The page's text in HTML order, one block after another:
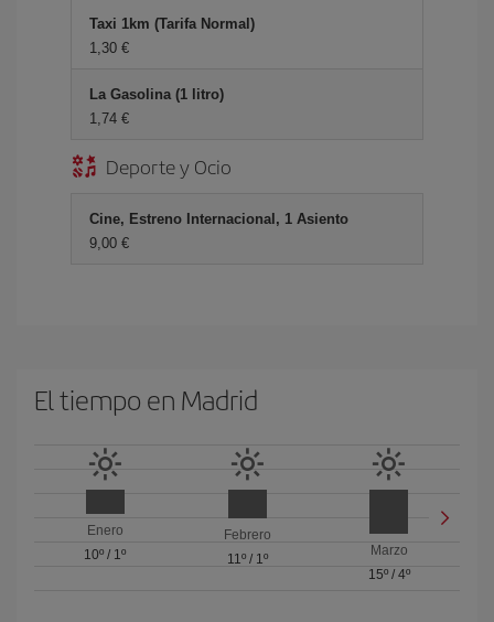
Taxi 1km (Tarifa Normal)
1,30 €
La Gasolina (1 litro)
1,74 €
Deporte y Ocio
Cine, Estreno Internacional, 1 Asiento
9,00 €
El tiempo en Madrid
Enero
10º / 1º
Febrero
11º/ 1º
Marzo
15º/ 4º